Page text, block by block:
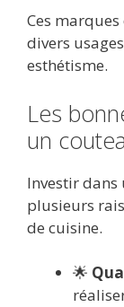
Ces
divers
esthétisme.
Les
un
Investir dans
plusieurs
de cuisine.
🌟